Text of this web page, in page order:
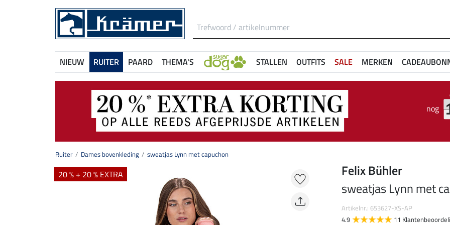
NIEUW RUITER PAARD THEMA'S STALLEN OUTFITS SALE MERKEN
nog
Ruiter Dames bovenkleding sweatjas Lynn met capuchon
20 % + 20 % EXTRA
Felix Bühler
sweatjas Lynn met
Artikelnr.: 653627-XS-AP
4.9
11